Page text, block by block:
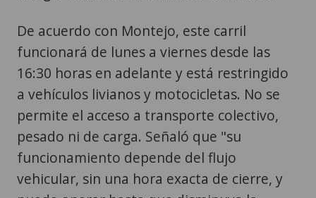
De acuerdo con Montejo, este carril
funcionará de lunes a viernes desde las
16:30 horas en adelante y está restringido
a vehículos livianos y motocicletas. No se
permite el acceso a transporte colectivo,
pesado ni de carga. Señaló que "su
funcionamiento depende del flujo
vehicular, sin una hora exacta de cierre, y